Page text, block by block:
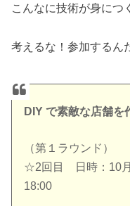
こんなに技術が身につ
考えるな！参加するん
DIY で素敵な店舗を
（第１ラウンド）
☆2回目 日時：10月
18:00